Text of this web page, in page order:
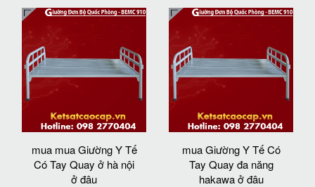
mua mua Giường Y Tế
Có Tay Quay ở hà nội
ở đâu
mua Giường Y Tế Có
Tay Quay đa năng
hakawa ở đâu